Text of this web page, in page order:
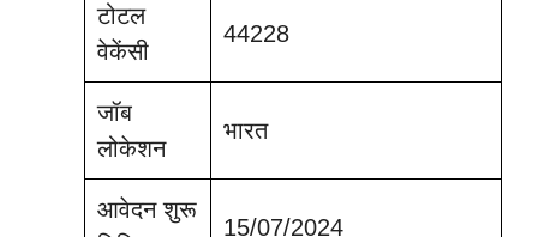
टोटल
वेकेंसी
44228
जॉब
लोकेशन
भारत
आवेदन शुरू
15/07/2024